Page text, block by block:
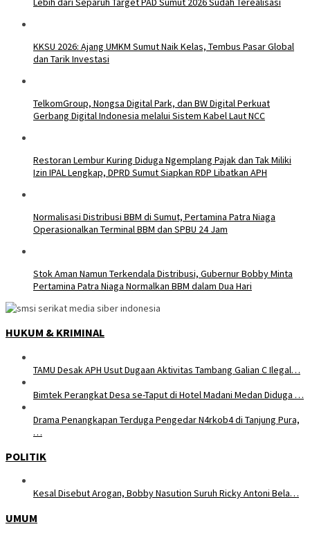
KKSU 2026: Ajang UMKM Sumut Naik Kelas, Tembus Pasar Global
dan Tarik Investasi
TelkomGroup, Nongsa Digital Park, dan BW Digital Perkuat
Gerbang Digital Indonesia melalui Sistem Kabel Laut NCC
Restoran Lembur Kuring Diduga Ngemplang Pajak dan Tak Miliki
Izin IPAL Lengkap, DPRD Sumut Siapkan RDP Libatkan APH
Normalisasi Distribusi BBM di Sumut, Pertamina Patra Niaga
Operasionalkan Terminal BBM dan SPBU 24 Jam
Stok Aman Namun Terkendala Distribusi, Gubernur Bobby Minta
Pertamina Patra Niaga Normalkan BBM dalam Dua Hari
HUKUM & KRIMINAL
TAMU Desak APH Usut Dugaan Aktivitas Tambang Galian C Ilegal…
Bimtek Perangkat Desa se-Taput di Hotel Madani Medan Diduga …
Drama Penangkapan Terduga Pengedar N4rkob4 di Tanjung Pura,
…
POLITIK
Kesal Disebut Arogan, Bobby Nasution Suruh Ricky Antoni Bela…
UMUM